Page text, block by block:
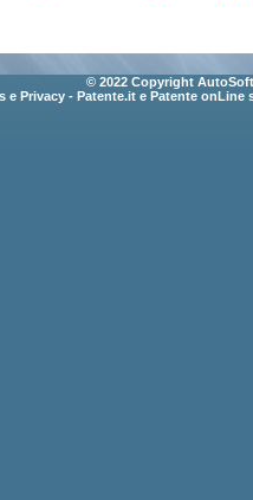
© 2022 Copyright
e Privacy - Patente.it e Patente onLine